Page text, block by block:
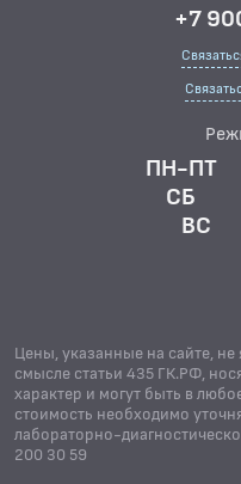
+7
ПН-ПТ
СБ
ВС
Цены, указанные на сайте,
смысле статьи 435 ГК.РФ,
характер и могут быть в
стоимость необходимо
лабораторно-
200 30 59